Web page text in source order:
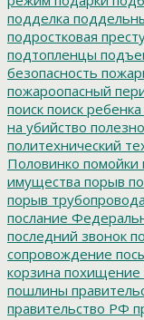
подделка
подростковая
подтопленцы
безопасность
пожароопасный
поиск поиск ребенка
на убийство
политехнический
Половинко помойки
имущества порыв
порыв трубопровода
послание
последний звонок
сопровождение
корзина похищение
пошлины
правительство РФ